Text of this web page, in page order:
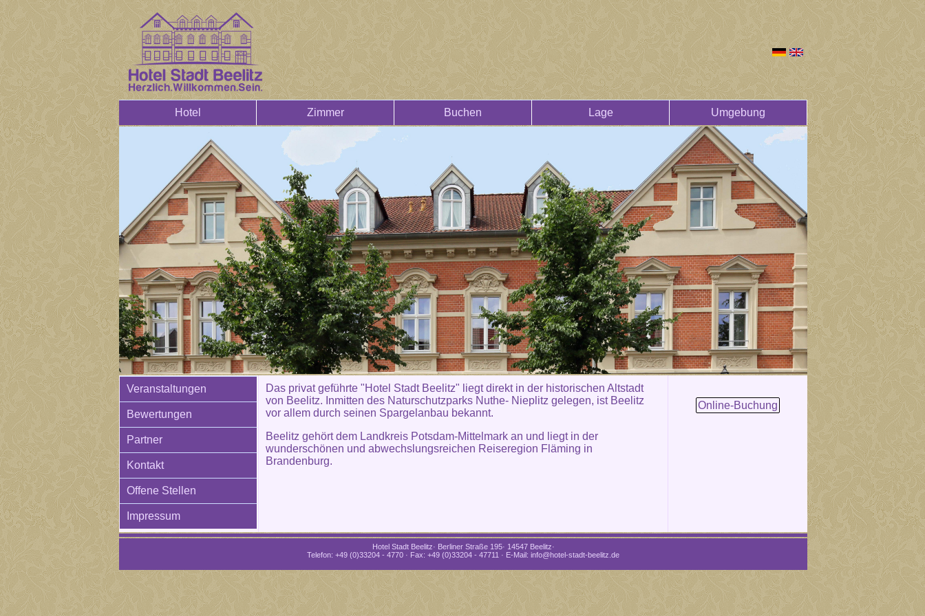
Hotel Zimmer Buchen Lage Umgebung
Veranstaltungen
Bewertungen
Partner
Kontakt
Offene Stellen
Impressum
Das privat geführte "Hotel Stadt Beelitz" liegt direkt in der historischen Altstadt
von Beelitz. Inmitten des Naturschutzparks Nuthe- Nieplitz gelegen, ist Beelitz
vor allem durch seinen Spargelanbau bekannt.
Beelitz gehört dem Landkreis Potsdam-Mittelmark an und liegt in der
wunderschönen und abwechslungsreichen Reiseregion Fläming in
Brandenburg.
Online-Buchung
Hotel Stadt Beelitz· Berliner Straße 195· 14547 Beelitz·
Telefon: +49 (0)33204 - 4770 · Fax: +49 (0)33204 - 47711 · E-Mail: info@hotel-stadt-beelitz.de